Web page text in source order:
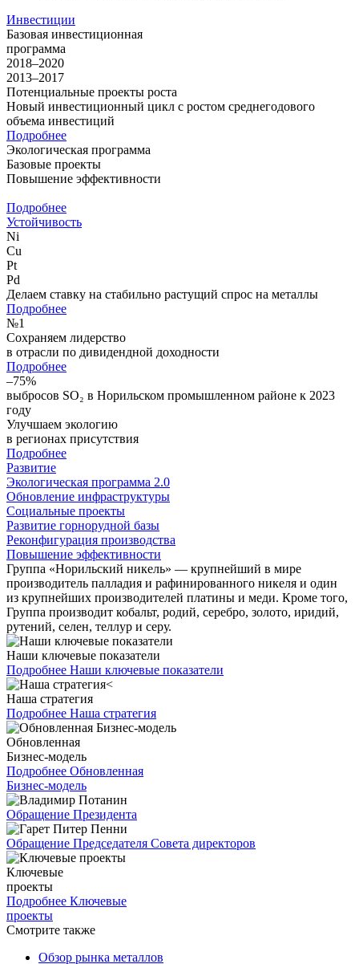
Инвестиции
Базовая инвестиционная
программа
2018–2020
2013–2017
Потенциальные проекты роста
Новый инвестиционный цикл с ростом среднегодового
объема инвестиций
Подробнее
Экологическая программа
Базовые проекты
Повышение эффективности
Подробнее
Устойчивость
Ni
Cu
Pt
Pd
Делаем ставку на стабильно растущий спрос на металлы
Подробнее
№1
Сохраняем лидерство
в отрасли по дивидендной доходности
Подробнее
–75%
выбросов SO₂ в Норильском промышленном районе к 2023
году
Улучшаем экологию
в регионах присутствия
Подробнее
Развитие
Экологическая программа 2.0
Обновление инфраструктуры
Социальные проекты
Развитие горнорудной базы
Реконфигурация производства
Повышение эффективности
Группа «Норильский никель» — крупнейший в мире
производитель палладия и рафинированного никеля и один
из крупнейших производителей платины и меди. Кроме того,
Группа производит кобальт, родий, серебро, золото, иридий,
рутений, селен, теллур и серу.
Наши ключевые показатели
Подробнее Наши ключевые показатели
Наша стратегия
Подробнее Наша стратегия
Обновленная
Бизнес-модель
Подробнее Обновленная
Бизнес-модель
Обращение Президента
Обращение Председателя Совета директоров
Ключевые
проекты
Подробнее Ключевые
проекты
Смотрите также
Обзор рынка металлов